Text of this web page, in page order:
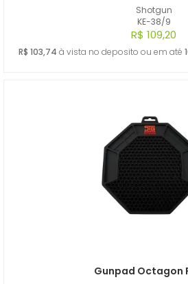
Shotgun
KE-38/9
R$ 109,20
R$ 103,74 à vista no deposito ou em até
Gunpad Octagon